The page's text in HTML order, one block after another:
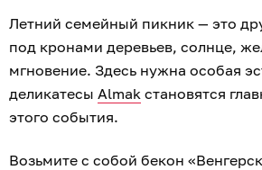
Летний семейный пикник — это
под кронами деревьев, солнце,
мгновение. Здесь нужна особая
деликатесы Almak становятся
этого события.
Возьмите с собой бекон